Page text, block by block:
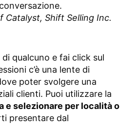
Catalyst, Shift Selling Inc.
qualcuno e fai click sul
c’è una lente di
poter svolgere una
clienti. Puoi utilizzare la
e selezionare per località o
presentare dal